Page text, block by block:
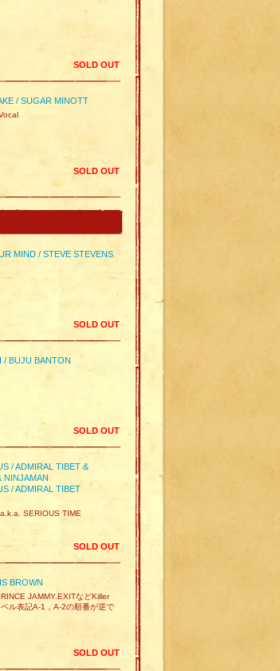
SOLD OUT
/ SUGAR MINOTT
SOLD OUT
MIND / STEVE STEVENS
SOLD OUT
/ BUJU BANTON
SOLD OUT
/ ADMIRAL TIBET &
NINJAMAN
/ ADMIRAL TIBET
SERIOUS TIME
SOLD OUT
BROWN
JAMMY.EXITなどKiller
ル表記A-1，A-2の順番が逆で
SOLD OUT